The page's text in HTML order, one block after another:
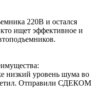
220В и остался
ищет эффективное и
уровень шума во
Отправили СДЕКОМ